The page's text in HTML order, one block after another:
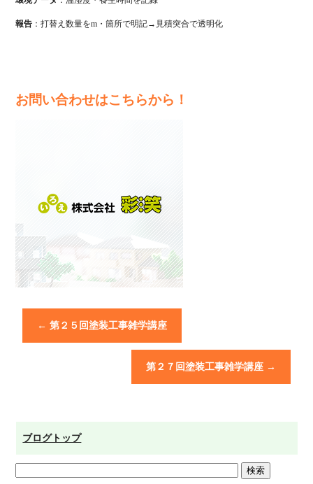
報告 ：打替え数量をm・箇所で明記→見積突合で透明化
お問い合わせはこちらから！
← 第２５回塗装工事雑学講座
第２７回塗装工事雑学講座 →
ブログトップ